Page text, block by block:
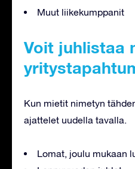
Muut liikekumppanit
Voit juhlistaa
Kun mietit nimetyn
ajattelet uudella tavalla.
Lomat, joulu mukaan